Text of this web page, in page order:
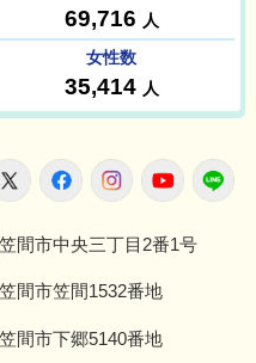
間市役所
X FacebookInstagram
間市中央三丁目2番1号
間市笠間1532番地
間市下郷5140番地